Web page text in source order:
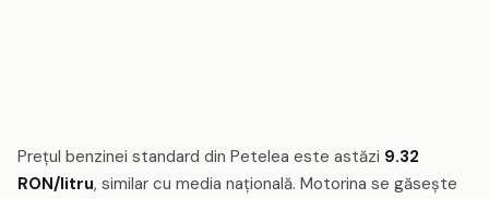
Prețul benzinei standard din Petelea este astăzi 9.32
RON/litru, similar cu media națională. Motorina se găsește